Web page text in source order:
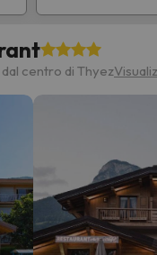
alla sua
dal centro di Thyez